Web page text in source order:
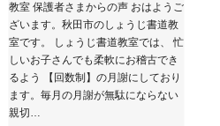
教室 保護者さまからの声 おはようご
ざいます。秋田市のしょうじ書道教
室です。 しょうじ書道教室では、 忙
しいお子さんでも柔軟にお稽古でき
るよう 【回数制】の月謝にしており
ます。毎月の月謝が無駄にならない
親切…